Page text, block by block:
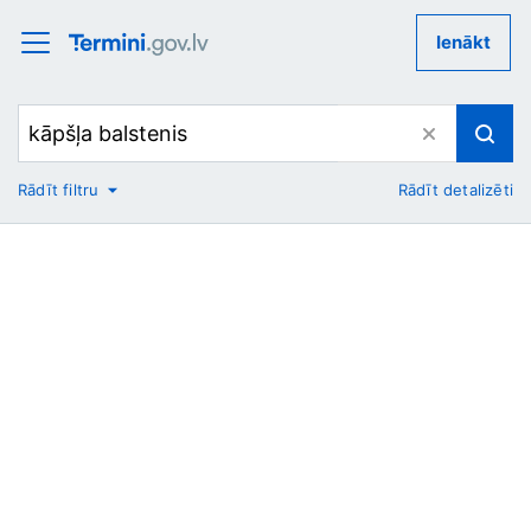
Ienākt
No
Rādīt filtru Rādīt detalizēti